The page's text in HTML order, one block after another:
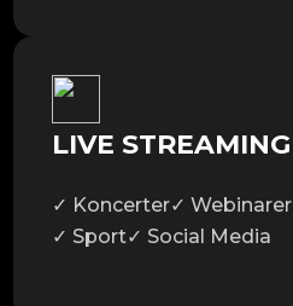
LIVE STREAMING
✓ Koncerter✓ Webinarer
✓ Sport✓ Social Media